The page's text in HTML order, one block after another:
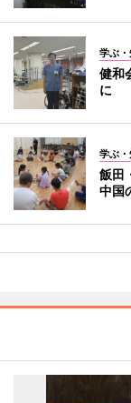
学ぶ・
健和
に
学ぶ・
飯田
中国